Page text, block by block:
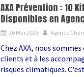
AXA Prévention : 10
Disponibles en
26 Mar 2026 Agence
Chez AXA, nous
clients et à les
risques climatiques.